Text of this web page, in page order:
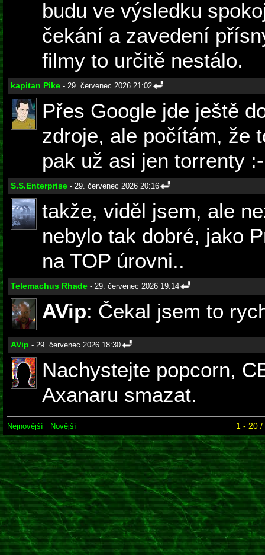
budu ve výsledku
čekání a zavedení
filmy to určitě nestálo.
kapitan Pike - 29. červenec 2026 21:02
Přes Google jde ještě
zdroje, ale počítám, že
pak už asi jen torrenty
S.S.Enterprise - 29. červenec 2026 20:16
takže, viděl jsem, ale
nebylo tak dobré, jako
na TOP úrovni..
Telemachus Rhade - 29. červenec 2026 19:14
AVip: Čekal jsem to
AVip - 29. červenec 2026 18:30
Nachystejte popcorn,
Axanaru smazat.
Nejnovější Novější 1 - 20 /